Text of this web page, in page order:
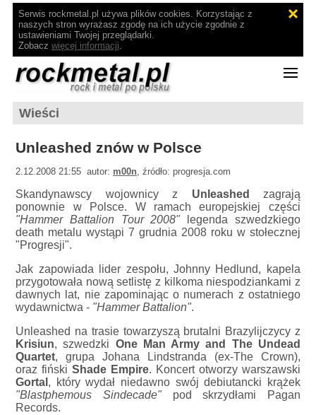
Serwis rockmetal.pl używa plików cookies. Korzystając z
naszych stron wyrażasz zgodę na ich użycie zgodnie z
ustawieniami Twojej przeglądarki.
Zobacz więcej informacji.
Wieści
Unleashed znów w Polsce
2.12.2008 21:55 autor: m00n, źródło: progresja.com
Skandynawscy wojownicy z Unleashed
zagrają
ponownie w Polsce. W ramach europejskiej części
"Hammer Battalion Tour 2008"legenda szwedzkiego
death metalu wystąpi 7 grudnia 2008 roku w stołecznej
"Progresji".
Jak zapowiada lider zespołu, Johnny Hedlund, kapela
przygotowała nową setlistę z kilkoma niespodziankami z
dawnych lat, nie zapominając o numerach z ostatniego
wydawnictwa - "Hammer Battalion".
Unleashed na trasie towarzyszą brutalni Brazylijczycy z
Krisiun, szwedzki One Man Army and The Undead
Quartet, grupa Johana Lindstranda (ex-The Crown),
oraz fińskiShade Empire. Koncert otworzy warszawski
Gortal , który wydał niedawno swój debiutancki krążek
"Blastphemous Sindecade"pod skrzydłami Pagan
Records.